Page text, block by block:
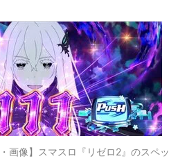
・画像】スマスロ『リゼロ2』のスペッ